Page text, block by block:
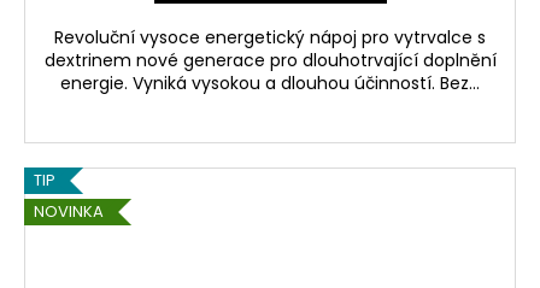
Revoluční vysoce energetický nápoj pro vytrvalce s
dextrinem nové generace pro dlouhotrvající doplnění
energie. Vyniká vysokou a dlouhou účinností. Bez...
TIP
NOVINKA